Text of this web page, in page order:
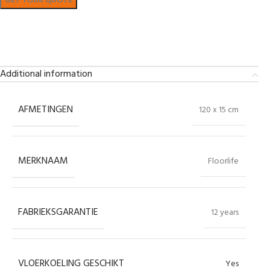
Additional information
AFMETINGEN 120 x 15 cm
MERKNAAM Floorlife
FABRIEKSGARANTIE 12 years
VLOERKOELING GESCHIKT Yes